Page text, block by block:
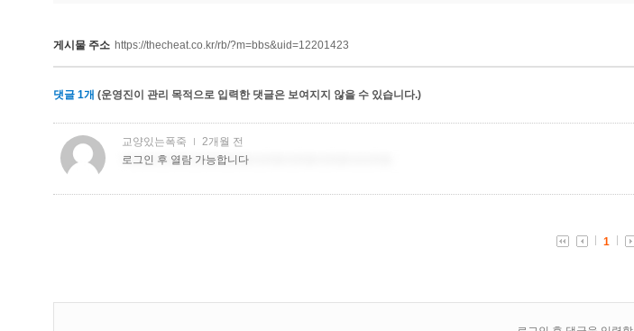
게시물 주소 https://thecheat.co.kr/rb/?m=bbs&uid=12201423
댓글 1개 (운영진이 관리 목적으로 입력한 댓글은 보여지지 않을 수 있습니다.)